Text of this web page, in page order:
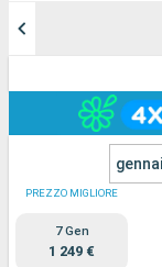
PREZZO MIGLIORE
7 Gen
1 249 €
Le nostre
Mesi di
Porti